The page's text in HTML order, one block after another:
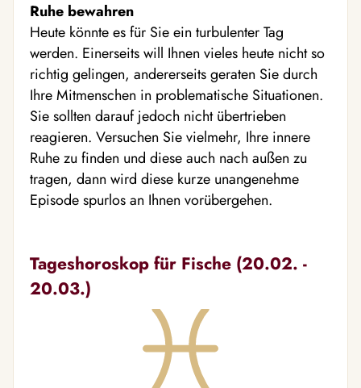
Ruhe bewahren
Heute könnte es für Sie ein turbulenter Tag
werden. Einerseits will Ihnen vieles heute nicht so
richtig gelingen, andererseits geraten Sie durch
Ihre Mitmenschen in problematische Situationen.
Sie sollten darauf jedoch nicht übertrieben
reagieren. Versuchen Sie vielmehr, Ihre innere
Ruhe zu finden und diese auch nach außen zu
tragen, dann wird diese kurze unangenehme
Episode spurlos an Ihnen vorübergehen.
Tageshoroskop für Fische (20.02. -
20.03.)